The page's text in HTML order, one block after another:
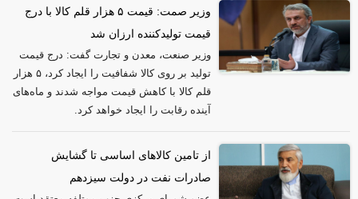
وزیر صمت: قیمت ۵ هزار قلم کالا با درج
قیمت تولیدکننده ارزان شد
وزیر صنعت، معدن و تجارت گفت: درج قیمت
تولید بر روی کالا شفافیت را ایجاد کرد، ۵ هزار
قلم کالا با کاهش قیمت مواجه شدند و ماه‌های
آینده رقابت را ایجاد خواهد کرد.
از تامین کالاهای اساسی تا گشایش
صادرات نفت در دولت سیزدهم